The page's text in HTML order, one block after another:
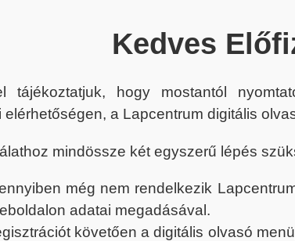
Kedves
tájékoztatjuk, hogy mostantól
elérhetőségen, a Lapcentrum digitális
mindössze két egyszerű lépés
még nem rendelkezik
adatai megadásával.
követően a digitális olvasó